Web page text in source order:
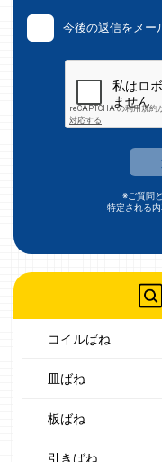
今後の返信をメー
※ご質問
特定される
コイルばね
皿ばね
板ばね
引きばね